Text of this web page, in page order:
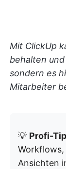
Mit ClickUp
behalten
sondern es
Mitarbeiter
💡 Profi-
Ansichten